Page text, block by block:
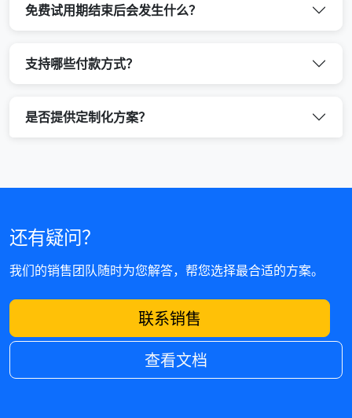
免费试用期结束后会发生什么？
支持哪些付款方式？
是否提供定制化方案？
还有疑问？
我们的销售团队随时为您解答，帮您选择最合适的方案。
联系销售
查看文档